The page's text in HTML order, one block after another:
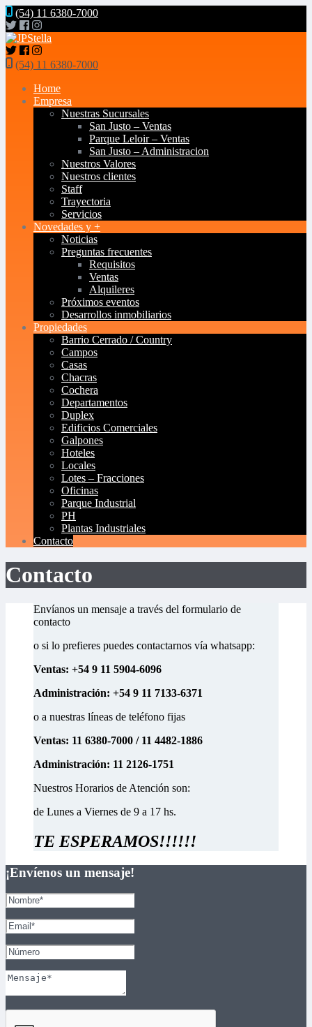
(54) 11 6380-7000
(54) 11 6380-7000
Home
Empresa
Nuestras Sucursales
San Justo – Ventas
Parque Leloir – Ventas
San Justo – Administracion
Nuestros Valores
Nuestros clientes
Staff
Trayectoria
Servicios
Novedades y +
Noticias
Preguntas frecuentes
Requisitos
Ventas
Alquileres
Próximos eventos
Desarrollos inmobiliarios
Propiedades
Barrio Cerrado / Country
Campos
Casas
Chacras
Cochera
Departamentos
Duplex
Edificios Comerciales
Galpones
Hoteles
Locales
Lotes – Fracciones
Oficinas
Parque Industrial
PH
Plantas Industriales
Contacto
Contacto
Envíanos un mensaje a través del formulario de
contacto
o si lo prefieres puedes contactarnos vía whatsapp:
Ventas: +54 9 11 5904-6096
Administración: +54 9 11 7133-6371
o a nuestras líneas de teléfono fijas
Ventas: 11 6380-7000 / 11 4482-1886
Administración: 11 2126-1751
Nuestros Horarios de Atención son:
de Lunes a Viernes de 9 a 17 hs.
TE ESPERAMOS!!!!!!
¡Envíenos un mensaje!